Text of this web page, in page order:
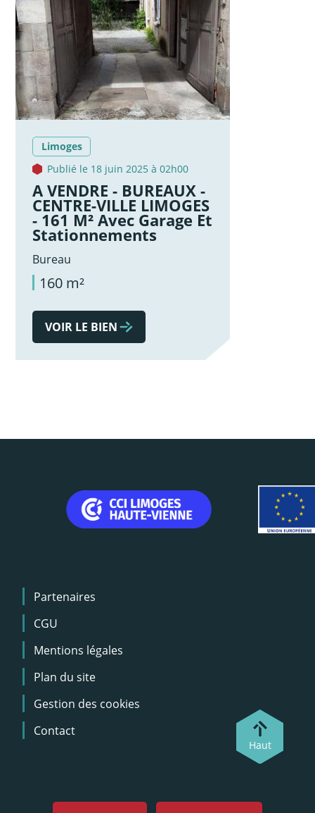
Limoges
Publié le 18 juin 2025 à 02h00
A VENDRE - BUREAUX -
CENTRE-VILLE LIMOGES
- 161 M² Avec Garage Et
Stationnements
Bureau
160 m²
VOIR LE BIEN
Menu
Pied
de
page
Partenaires
CGU
Mentions légales
Plan du site
Gestion des cookies
Contact
Haut